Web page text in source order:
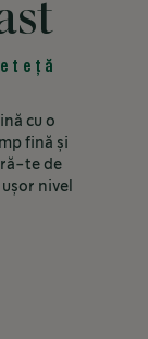
cu o
fină și
te de
nivel